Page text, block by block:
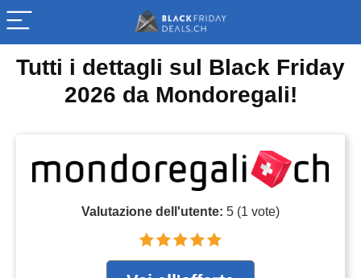
Tutti i dettagli sul Black Friday
2026 da Mondoregali!
Valutazione dell'utente: 5 (1 vote)